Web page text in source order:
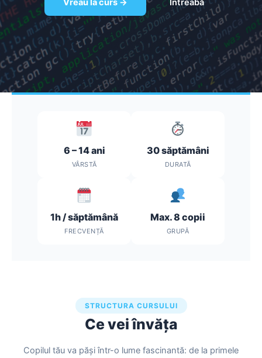
Vreau la curs → Întreabă
6 – 14 ani
VÂRSTĂ
30 săptămâni
DURATĂ
1h / săptămână
FRECVENȚĂ
Max. 8 copii
GRUPĂ
STRUCTURA CURSULUI
Ce vei învăța
Copilul tău va păși într-o lume fascinantă: de la primele